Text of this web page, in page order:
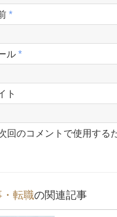
*
ル*
ト
回のコメントで使用する
・転職の関連記事